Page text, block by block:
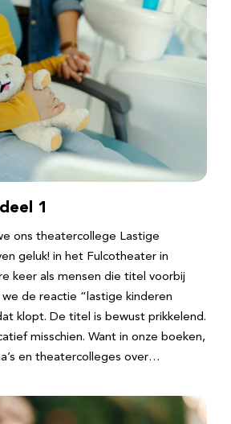
1
ons theatercollege Lastige
geluk! in het Fulcotheater in
keer als mensen die titel voorbij
we de reactie “lastige kinderen
klopt. De titel is bewust prikkelend.
misschien. Want in onze boeken,
en theatercolleges over…